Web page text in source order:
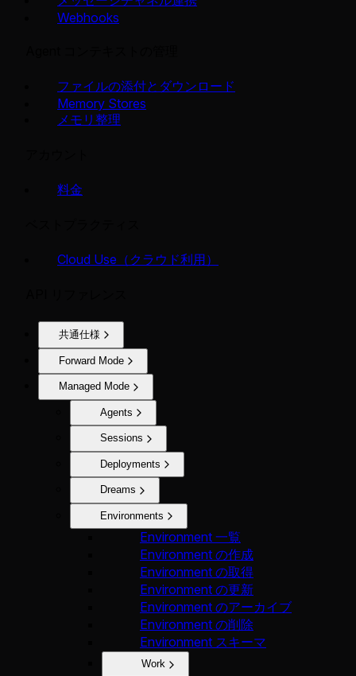
Webhooks
ファイルの添付とダウンロード
Memory Stores
メモリ整理
料金
Cloud Use（クラウド利用）
共通仕様
Forward Mode
Managed Mode
Agents
Sessions
Deployments
Dreams
Environments
Environment 一覧
Environment の作成
Environment の取得
Environment の更新
Environment のアーカイブ
Environment の削除
Environment スキーマ
Work